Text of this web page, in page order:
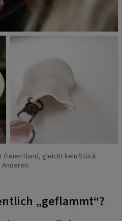
freien Hand, gleicht kein Stück
Anderen.
„geflammt“?